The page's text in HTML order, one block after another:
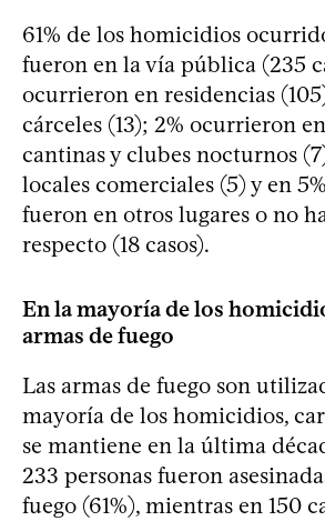
61% de los homicidios
fueron en la vía pública (235
ocurrieron en residencias
cárceles (13); 2% ocurrieron
cantinas y clubes nocturnos
locales comerciales (5) y en
fueron en otros lugares o no
respecto (18 casos).
En la mayoría de los
armas de fuego
Las armas de fuego son
mayoría de los homicidios,
se mantiene en la última
233 personas fueron
fuego (61%), mientras en 150